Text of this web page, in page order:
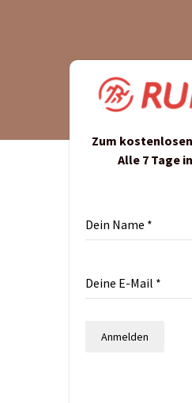
Zum
Alle 7 Tage
Dein Name *
Deine E-Mail *
Anmelden